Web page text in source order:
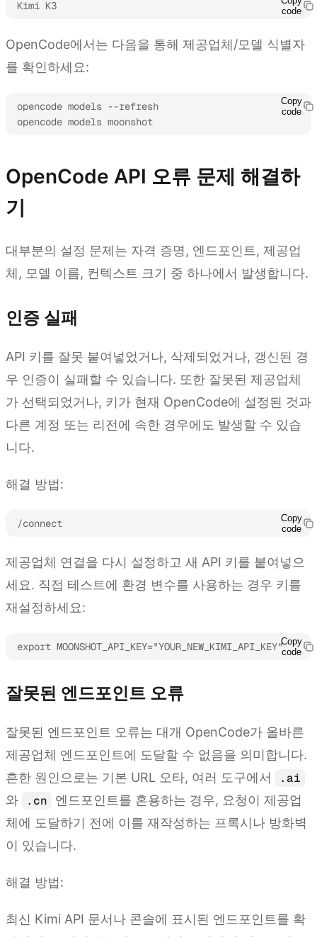
Kimi K3
code
OpenCode에서는 다음을 통해 제공업체/모델 식별자
를 확인하세요:
opencode models --refresh
opencode models moonshot
Copy
code
OpenCode API 오류 문제 해결하
기
대부분의 설정 문제는 자격 증명, 엔드포인트, 제공업
체, 모델 이름, 컨텍스트 크기 중 하나에서 발생합니다.
인증 실패
API 키를 잘못 붙여넣었거나, 삭제되었거나, 갱신된 경
우 인증이 실패할 수 있습니다. 또한 잘못된 제공업체
가 선택되었거나, 키가 현재 OpenCode에 설정된 것과
다른 계정 또는 리전에 속한 경우에도 발생할 수 있습
니다.
해결 방법:
/connect
Copy
code
제공업체 연결을 다시 설정하고 새 API 키를 붙여넣으
세요. 직접 테스트에 환경 변수를 사용하는 경우 키를
재설정하세요:
export MOONSHOT_API_KEY="YOUR_NEW_KIMI_API_KEY"Copy
code
잘못된 엔드포인트 오류
잘못된 엔드포인트 오류는 대개 OpenCode가 올바른
제공업체 엔드포인트에 도달할 수 없음을 의미합니다.
흔한 원인으로는 기본 URL 오타, 여러 도구에서
.ai
와
.cn
엔드포인트를 혼용하는 경우, 요청이 제공업
체에 도달하기 전에 이를 재작성하는 프록시나 방화벽
이 있습니다.
해결 방법:
최신 Kimi API 문서나 콘솔에 표시된 엔드포인트를 확